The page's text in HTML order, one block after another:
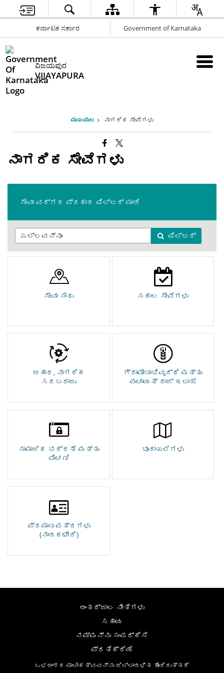
ಕರ್ನಾಟಕ ಸರ್ಕಾರ Government of Karnataka
ವಿಜಯಪುರ
VIJAYAPURA
ಮುಖಪುಟ ನಾಗರಿಕ ಸೇವೆಗಳು
ನಾಗರಿಕ ಸೇವೆಗಳು
ಸೇವಾ ವರ್ಗದ ಪ್ರಕಾರ ಫಿಲ್ಟರ್ ಮಾಡಿ
ಫಿಲ್ಟರ್
ಸೇವಾ ಸಿಂಧು ಸಕಾಲ ಸೇವೆಗಳು
ಆಹಾರ, ನಾಗರಿಕ
ಸರಬರಾಜು
ಗ್ರಾಮೀಣಾಭಿವೃದ್ಧಿ ಮತ್ತು
ಪಂಚಾಯತ್ ರಾಜ್ ಇಲಾಖೆ
ಸಾಮಾಜಿಕ ಭದ್ರತೆ ಮತ್ತು
ಪಿಂಚಣಿ
ಭೂದಾಖಲೆಗಳು
ಪ್ರಮಾಣಪತ್ರಗಳು
(ನಾಡಕಛೇರಿ)
ಅಂತರ್ಜಾಲ ನೀತಿಗಳು
ಸಹಾಯ
ನಮ್ಮನ್ನು ಸಂಪರ್ಕಿಸಿ
ಪ್ರತಿಕ್ರಿಯೆ
ಒಳಅಂಶದ ಮಾಲೀಕತ್ವವನ್ನು ಜಿಲ್ಲಾಡಳಿತ ಹೊಂದಿರುತ್ತದೆ